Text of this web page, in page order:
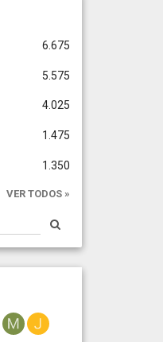
6.675
5.575
4.025
1.475
1.350
VER TODOS »